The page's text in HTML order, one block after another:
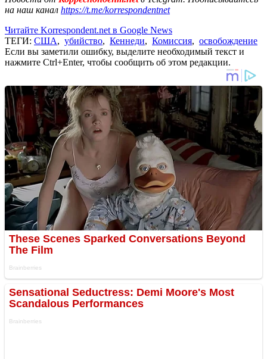
на наш канал https://t.me/korrespondentnet
Читайте Korrespondent.net в Google News
ТЕГИ: США, убийство, Кеннеди, Комиссия, освобождение
Если вы заметили ошибку, выделите необходимый текст и
нажмите Ctrl+Enter, чтобы сообщить об этом редакции.